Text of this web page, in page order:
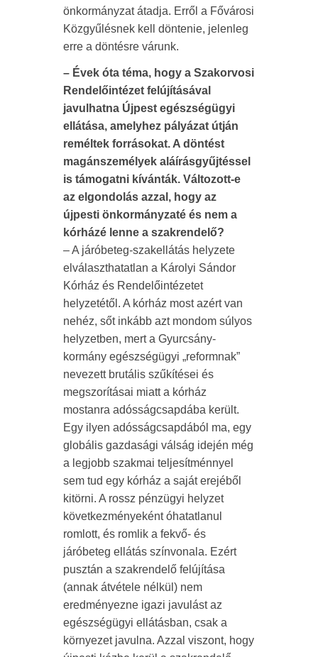
önkormányzat átadja. Erről a Fővárosi
Közgyűlésnek kell döntenie, jelenleg
erre a döntésre várunk.
– Évek óta téma, hogy a Szakorvosi
Rendelőintézet felújításával
javulhatna Újpest egészségügyi
ellátása, amelyhez pályázat útján
reméltek forrásokat. A döntést
magánszemélyek aláírásgyűjtéssel
is támogatni kívánták. Változott-e
az elgondolás azzal, hogy az
újpesti önkormányzaté és nem a
kórházé lenne a szakrendelő?
– A járóbeteg-szakellátás helyzete
elválaszthatatlan a Károlyi Sándor
Kórház és Rendelőintézetet
helyzetétől. A kórház most azért van
nehéz, sőt inkább azt mondom súlyos
helyzetben, mert a Gyurcsány-
kormány egészségügyi „reformnak”
nevezett brutális szűkítései és
megszorításai miatt a kórház
mostanra adósságcsapdába került.
Egy ilyen adósságcsapdából ma, egy
globális gazdasági válság idején még
a legjobb szakmai teljesítménnyel
sem tud egy kórház a saját erejéből
kitörni. A rossz pénzügyi helyzet
következményeként óhatatlanul
romlott, és romlik a fekvő- és
járóbeteg ellátás színvonala. Ezért
pusztán a szakrendelő felújítása
(annak átvétele nélkül) nem
eredményezne igazi javulást az
egészségügyi ellátásban, csak a
környezet javulna. Azzal viszont, hogy